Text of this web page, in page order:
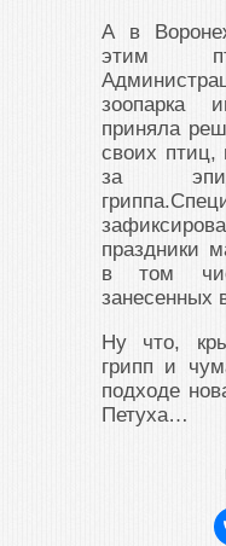
А в
этим
зоопарка
приняла
своих птиц,
за
праздники
в том
занесенных
Ну что,
грипп и
подходе
Петуха…